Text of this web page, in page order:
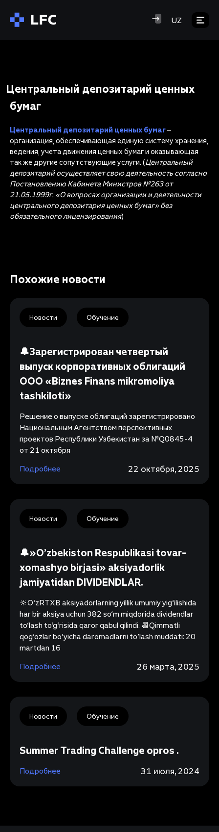
UZ
Центральный депозитарий ценных
бумаг
Центральный депозитарий ценных бумаг–
организация, обеспечивающая единую систему хранения,
ведения, учета движения ценных бумаг и оказывающая
так же другие сопутствующие услуги. (Центральный
депозитарий осуществляет свою деятельность согласно
Постановлению Кабинета Министров №263 от
21.05.1999г. «О вопросах организации и деятельности
центрального депозитария ценных бумаг» без
обязательного лицензирования)
Похожие новости
Новости Обучение
🔔Зарегистрирован четвертый
выпуск корпоративных облигаций
ООО «Biznes Finans mikromoliya
tashkiloti»
Решение о выпуске облигаций зарегистрировано
Национальным Агентством перспективных
проектов Республики Узбекистан за №Q0845-4
от 21 октября
Подробнее
22 октября, 2025
Новости Обучение
🔔»O’zbekiston Respublikasi tovar-
xomashyo birjasi» aksiyadorlik
jamiyatidan DIVIDENDLAR.
🔆O‘zRTXB aksiyadorlarning yillik umumiy yig‘ilishida
har bir aksiya uchun 382 so‘m miqdorida dividendlar
to‘lash to‘g‘risida qaror qabul qilindi. 📆Qimmatli
qog’ozlar bo’yicha daromadlarni to’lash muddati: 20
martdan 16
Подробнее
26 марта, 2025
Новости Обучение
Summer Trading Challenge opros .
Подробнее 31 июля, 2024